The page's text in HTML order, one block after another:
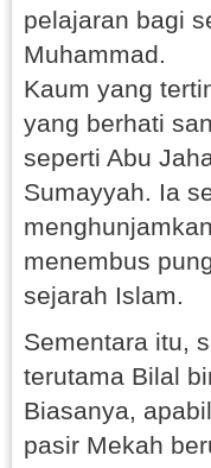
pelajaran bagi
Muhammad.
Kaum yang
yang berhati
seperti Abu
Sumayyah. Ia
menembus
sejarah Islam.
Sementara itu,
terutama Bilal
Biasanya,
pasir Mekah